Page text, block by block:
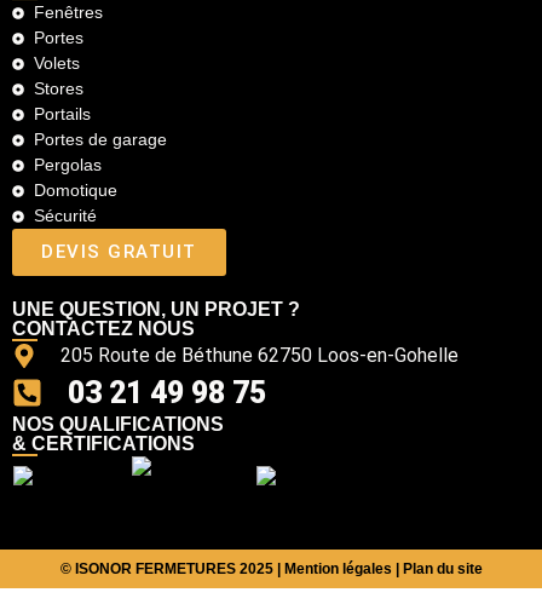
Fenêtres
Portes
Volets
Stores
Portails
Portes de garage
Pergolas
Domotique
Sécurité
DEVIS GRATUIT
UNE QUESTION, UN PROJET ?
CONTACTEZ NOUS
205 Route de Béthune 62750 Loos-en-Gohelle
03 21 49 98 75
NOS QUALIFICATIONS
& CERTIFICATIONS
© ISONOR FERMETURES 2025 | Mention légales Plan du site